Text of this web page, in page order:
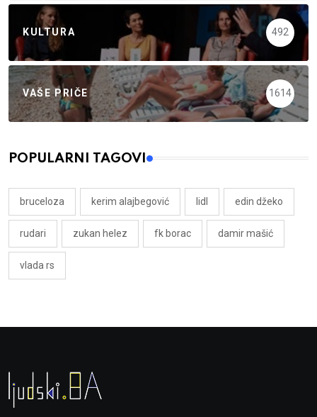
KULTURA 492
VAŠE PRIČE 1614
POPULARNI TAGOVI
bruceloza kerim alajbegović lidl edin džeko
rudari zukan helez fk borac damir mašić
vlada rs